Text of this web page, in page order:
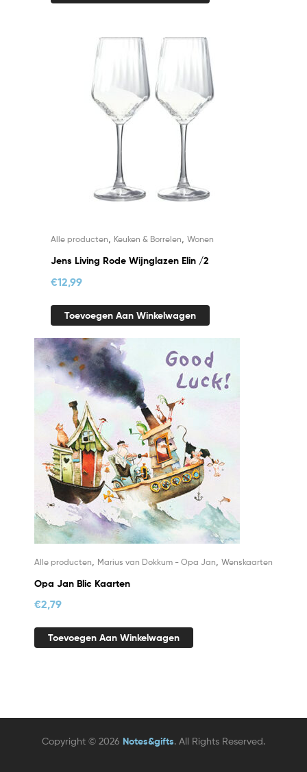
Alle producten, Keuken & Borrelen, Wonen
Jens Living Rode Wijnglazen Elin /2
€12,99
Toevoegen Aan Winkelwagen
Alle producten Marius van Dokkum - Opa Jan Wenskaarten
Opa Jan Blic Kaarten
€2,79
Toevoegen Aan Winkelwagen
Copyright © 2026 Notes&gifts. All Rights Reserved.